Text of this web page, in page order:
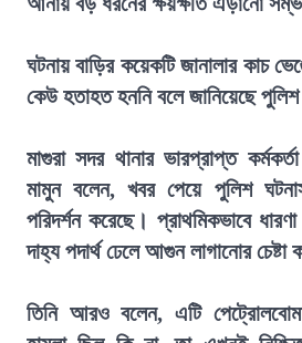
ঘটনায় বাড়ির কয়েকটি জানালার কাচ
কেউ হতাহত হননি বলে জানিয়েছে
মাগুরা সদর থানার ভারপ্রাপ্ত
মামুন বলেন, খবর পেয়ে পুলিশ
পরিদর্শন করেছে। প্রাথমিকভাবে
দাহ্য পদার্থ ঢেলে আগুন লাগানোর চেষ্টা
তিনি আরও বলেন, এটি